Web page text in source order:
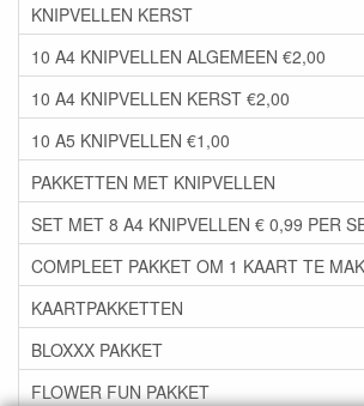
KNIPVELLEN KERST
10 A4 KNIPVELLEN ALGEMEEN €2,00
10 A4 KNIPVELLEN KERST €2,00
10 A5 KNIPVELLEN €1,00
PAKKETTEN MET KNIPVELLEN
SET MET 8 A4 KNIPVELLEN € 0,99 PER
COMPLEET PAKKET OM 1 KAART TE
KAARTPAKKETTEN
BLOXXX PAKKET
FLOWER FUN PAKKET